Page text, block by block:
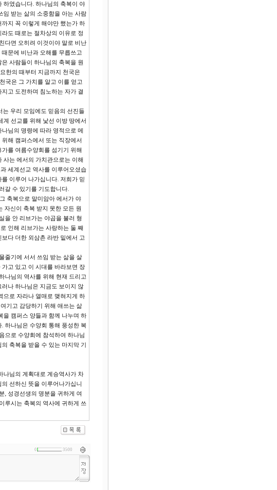
하였습니다. 하나님의 축복이 야
임 받는 삶의 소중함을 아는 사람
지 꼭 이렇게 해야만 했는가 하
도 때로는 절차상의 이유로 정
다면 오히려 이것이야 말로 비난
문에 비난과 오해를 무릅쓰고
사람들이 하나님의 축복을 원
한의 때부터 지금까지 천국은
국은 그 가치를 알고 이를 얻고
고 도전하며 침노하는 자가 결
우리 모임에도 믿음의 선진들
선교를 위해 낯선 이방 땅에서
님의 명령에 따라 영적으로 메
해 캠퍼스에서 또는 직장에서
를 여름수양회를 섬기기 위해
사는 에서의 가치관으로는 이해
세계선교 역사를 이루어오셨습
이루어 나가십니다. 저희가 믿
갈 수 있기를 기도합니다.
축복으로 말미암아 에서가 야
자신이 축복 받지 못한 모든 원
을 안 리브가는 야곱을 불러 형
인해 리브가는 사랑하는 둘 째
다 더한 외삼촌 라반 밑에서 고
줄기에 서서 쓰임 받는 삶을 살
고 있고 이 시대를 바라보면 장
나님의 역사를 위해 현재 드리고
나 하나님은 지금도 보이지 않
으로 자라나 열매로 맺혀지게 하
기고 감당하기 위해 애쓰는 삶
을 캠퍼스 양들과 함께 나누며 하
하나님은 수양회 통해 풍성한 복
으로 수양회에 참석하여 하나님
축복을 받을 수 있는 마지막 기
나님의 계획대로 계승역사가 차
선하신 뜻을 이루어나가십니
, 성경선생의 명분을 귀하게 여
루시는 축복의 역사에 귀하게 쓰
0 3500